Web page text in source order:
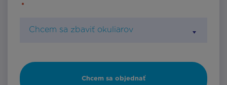
*
Chcem sa zbaviť okuliarov